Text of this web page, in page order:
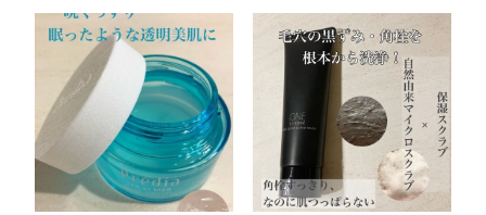
レンジング オイル〉 一日の終わ
りにふさわしい極上の洗い上がり
を叶えるクレンジングオイルです
♡ 厳選された植物由来の上質な
オイルでコクのあるまろやかな感
触☺︎ なめらかでやさしいテクス
チャーが、毛穴やキメの奥の汚れ
を溶かしだすようにスムーズに取
り除きます！ オイルクレンジン
グならではの優れた洗浄力があり
ながら、まるでトリートメント後
リップバルーン〉 プランプ・ツ
ヤ・保湿・高発色・ティントの5
つの機能がこれ1本です♡ 唇の皮
むけが気になる私ですが、これ１
つで本当にうるおいのある唇が持
続します！ 少しスッとした使用
感、スルスル塗れてつけ心地も◎
スタッフでも愛用者が多いアイテ
ムです！ 是非お試しください☺︎